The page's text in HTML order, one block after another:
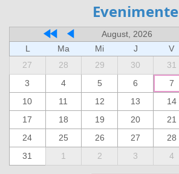
Evenimente
August, 2026
L
Ma Mi J V
27
28 29 30 31
3
4 5 6 7
10
11 12 13 14
17
18 19 20 21
24
25 26 27 28
31
1 2 3 4